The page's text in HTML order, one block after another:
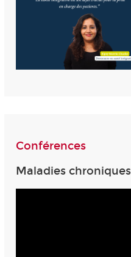
Conférences
Maladies